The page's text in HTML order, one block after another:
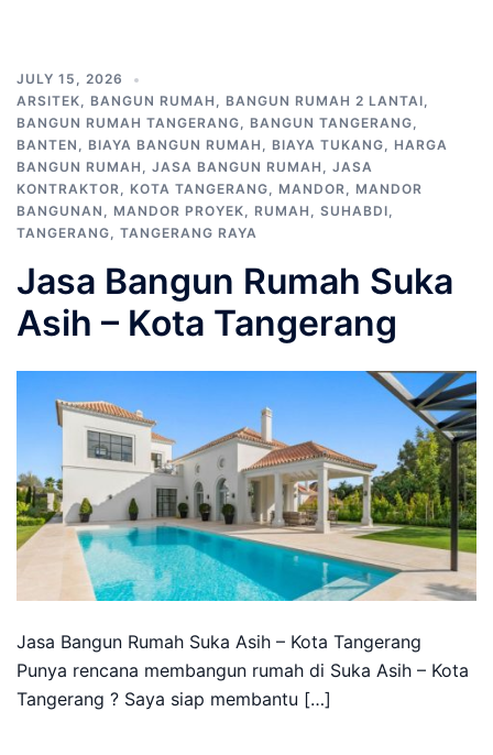
JULY 15, 2026
ARSITEK, BANGUN RUMAH , BANGUN RUMAH 2 LANTAI,
BANGUN RUMAH TANGERANG, BANGUN TANGERANG,
BANTEN , BIAYA BANGUN RUMAH , BIAYA TUKANG, HARGA
BANGUN RUMAH , JASA BANGUN RUMAH , JASA
KONTRAKTOR, KOTA TANGERANG, MANDOR, MANDOR
BANGUNAN , MANDOR PROYEK, RUMAH , SUHABDI,
TANGERANG, TANGERANG RAYA
Jasa Bangun Rumah Suka
Asih – Kota Tangerang
Jasa Bangun Rumah Suka Asih – Kota Tangerang
Punya rencana membangun rumah di Suka Asih – Kota
Tangerang ? Saya siap membantu […]